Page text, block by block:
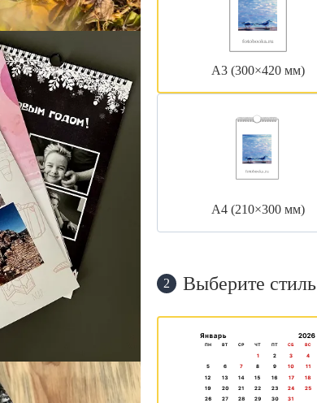
А3 (300×420 мм)
А4 (210×300 мм)
2 Выберите стиль